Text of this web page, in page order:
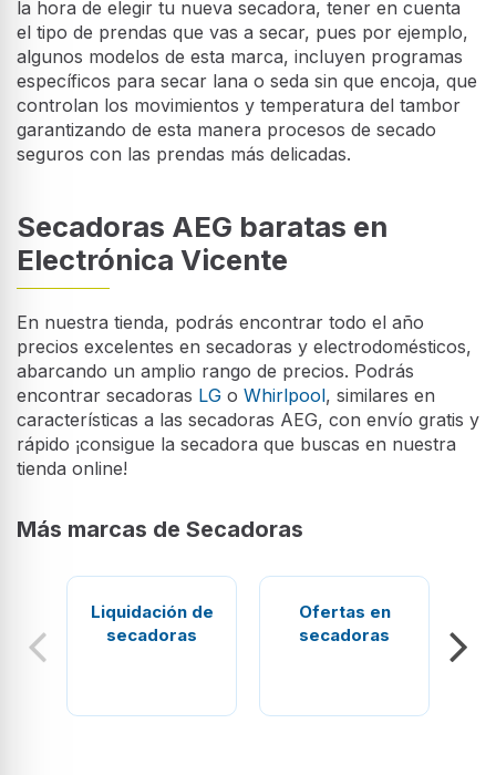
la hora de elegir tu nueva secadora, tener en cuenta
el tipo de prendas que vas a secar, pues por ejemplo,
algunos modelos de esta marca, incluyen programas
específicos para secar lana o seda sin que encoja, que
controlan los movimientos y temperatura del tambor
garantizando de esta manera procesos de secado
seguros con las prendas más delicadas.
Secadoras AEG baratas en
Electrónica Vicente
En nuestra tienda, podrás encontrar todo el año
precios excelentes en secadoras y electrodomésticos,
abarcando un amplio rango de precios. Podrás
encontrar secadoras LG o Whirlpool, similares en
características a las secadoras AEG, con envío gratis y
rápido ¡consigue la secadora que buscas en nuestra
tienda online!
Más marcas de Secadoras
Liquidación de
secadoras
Ofertas en
secadoras